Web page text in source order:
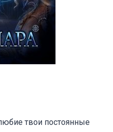
твои постоянные